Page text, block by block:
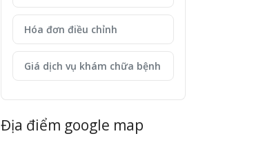
Hóa đơn điều chỉnh
Giá dịch vụ khám chữa bệnh
Địa điểm google map